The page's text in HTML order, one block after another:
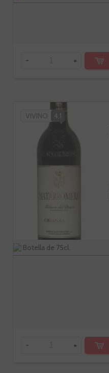
- +
VIVINO 4,1
Botella de 75cl.
- +